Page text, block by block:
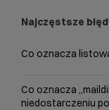
Najczęstsze
Co oznacza
Co oznacza
niedostarczeniu